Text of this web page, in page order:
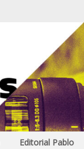
Editorial Pablo